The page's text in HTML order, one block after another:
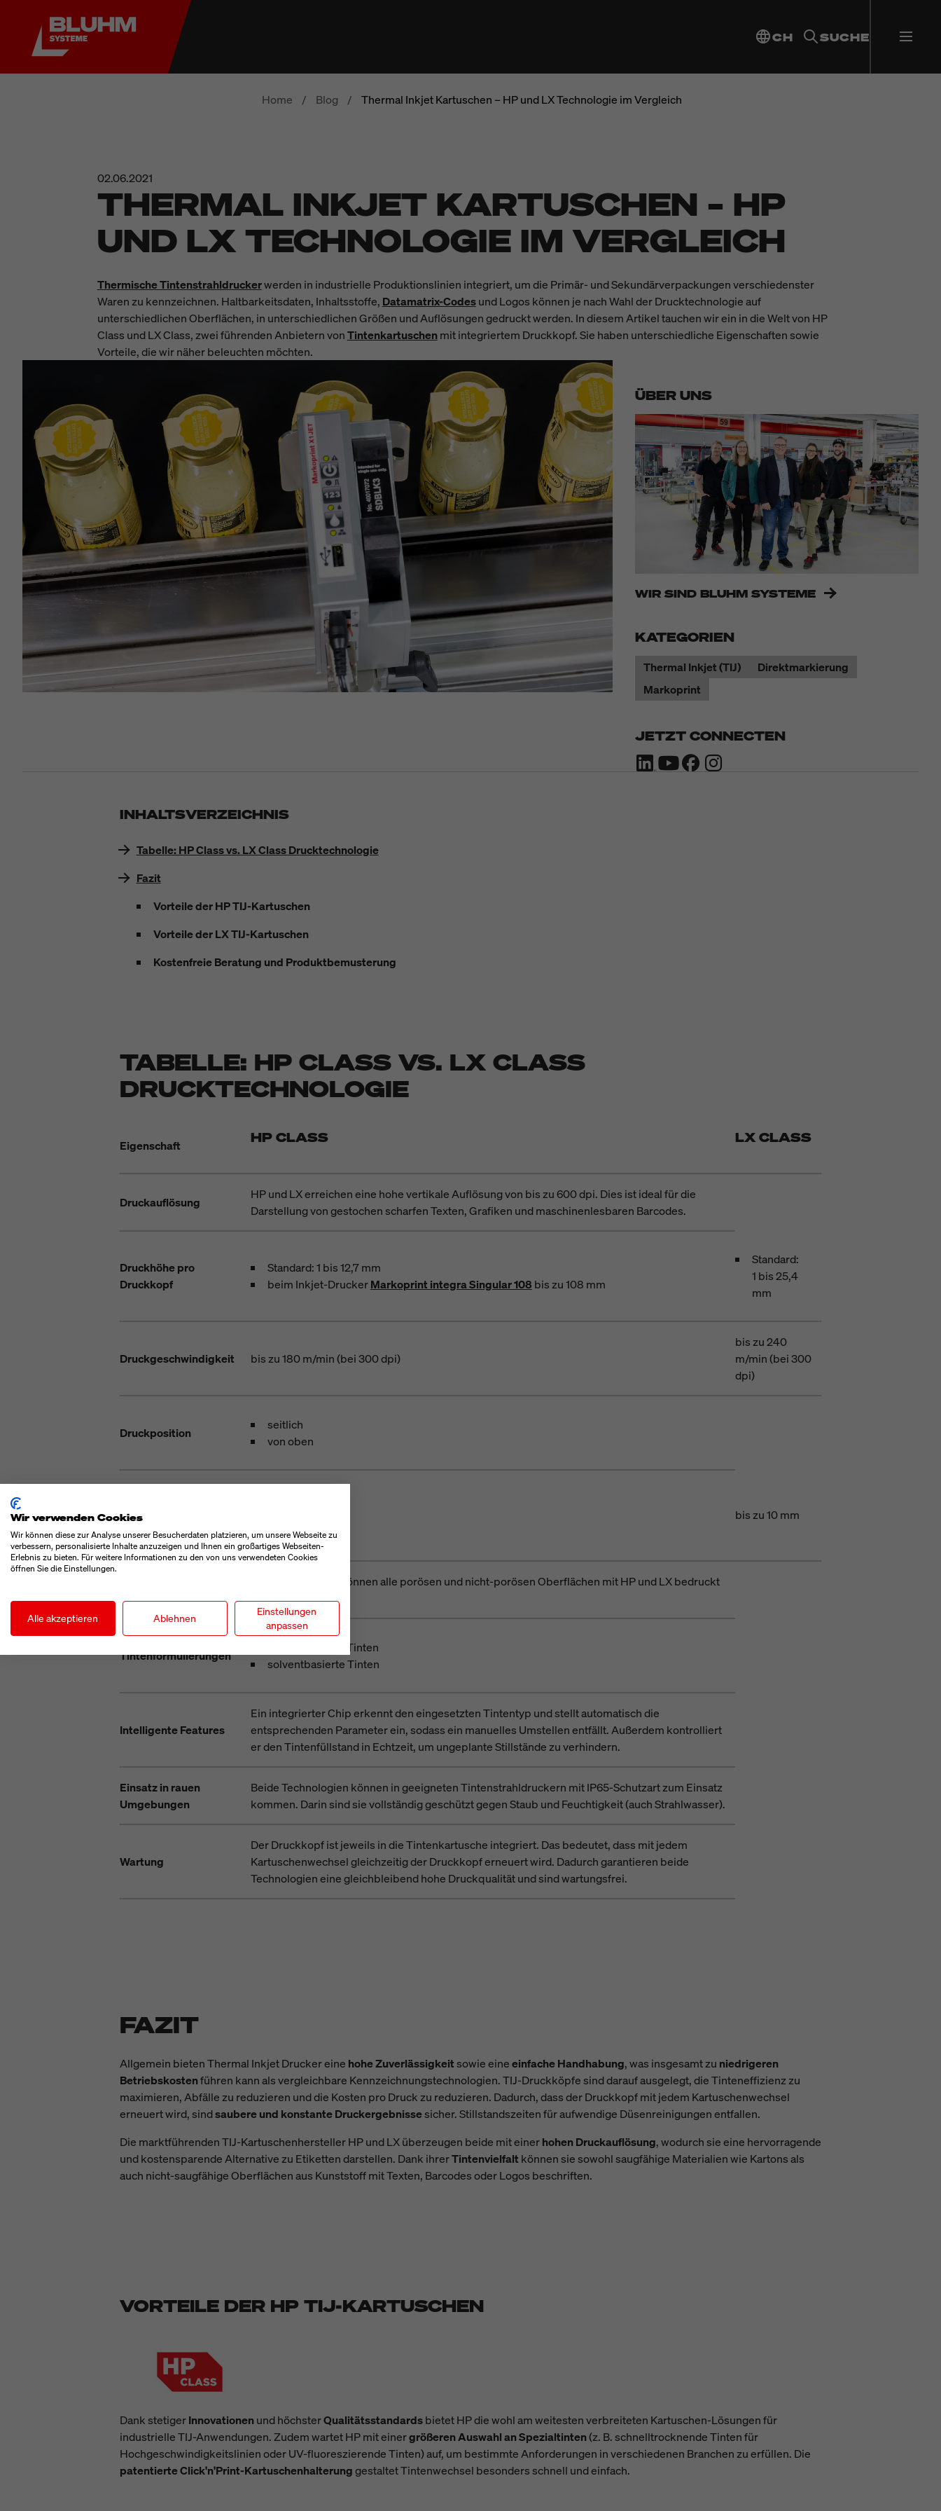
CH SUCHE
Home / Blog / Thermal Inkjet Kartuschen – HP und LX Technologie im Vergleich
02.06.2021
THERMAL INKJET KARTUSCHEN – HP
UND LX TECHNOLOGIE IM VERGLEICH
Thermische Tintenstrahldruckerwerden in industrielle Produktionslinien integriert, um die Primär- und Sekundärverpackungen verschiedenster
Waren zu kennzeichnen. Haltbarkeitsdaten, Inhaltsstoffe, Datamatrix-Codesund Logos können je nach Wahl der Drucktechnologie auf
unterschiedlichen Oberflächen, in unterschiedlichen Größen und Auflösungen gedruckt werden. In diesem Artikel tauchen wir ein in die Welt von HP
Class und LX Class, zwei führenden Anbietern vonTintenkartuschenmit integriertem Druckkopf. Sie haben unterschiedliche Eigenschaften sowie
Vorteile, die wir näher beleuchten möchten.
ÜBER UNS
WIR SIND BLUHM SYSTEME
KATEGORIEN
Thermal Inkjet (TIJ)
Direktmarkierung
Markoprint
JETZT CONNECTEN
INHALTSVERZEICHNIS
Tabelle: HP Class vs. LX Class Drucktechnologie
Fazit
Vorteile der HP TIJ-Kartuschen
Vorteile der LX TIJ-Kartuschen
Kostenfreie Beratung und Produktbemusterung
TABELLE: HP CLASS VS. LX CLASS
DRUCKTECHNOLOGIE
Eigenschaft HP CLASS LX CLASS
Druckauflösung
HP und LX erreichen eine hohe vertikale Auflösung von bis zu 600 dpi. Dies ist ideal für die
Darstellung von gestochen scharfen Texten, Grafiken und maschinenlesbaren Barcodes.
Druckhöhe pro
Druckkopf
Standard: 1 bis 12,7 mm
beim Inkjet-DruckerMarkoprint integra Singular 108 bis zu 108 mm
Standard:
1 bis 25,4
mm
Druckgeschwindigkeit bis zu 180 m/min (bei 300 dpi)
bis zu 240
m/min (bei 300
dpi)
Druckposition
seitlich
von oben
kennzeichnendem
Produkt
bis zu 10 mm
Je nach Tintentyp können alle porösen und nicht-porösen Oberflächen mit HP und LX bedruckt
werden.
Tintenformulierungen
wasserbasierte Tinten
solventbasierte Tinten
Intelligente Features
Ein integrierter Chip erkennt den eingesetzten Tintentyp und stellt automatisch die
entsprechenden Parameter ein, sodass ein manuelles Umstellen entfällt. Außerdem kontrolliert
er den Tintenfüllstand in Echtzeit, um ungeplante Stillstände zu verhindern.
Einsatz in rauen
Umgebungen
Beide Technologien können in geeigneten Tintenstrahldruckern mit IP65-Schutzart zum Einsatz
kommen. Darin sind sie vollständig geschützt gegen Staub und Feuchtigkeit (auch Strahlwasser).
Wartung
Der Druckkopf ist jeweils in die Tintenkartusche integriert. Das bedeutet, dass mit jedem
Kartuschenwechsel gleichzeitig der Druckkopf erneuert wird. Dadurch garantieren beide
Technologien eine gleichbleibend hohe Druckqualität und sind wartungsfrei.
FAZIT
Allgemein bieten Thermal Inkjet Drucker eine hohe Zuverlässigkeitsowie eineeinfache Handhabung, was insgesamt zu niedrigeren
Betriebskostenführen kann als vergleichbare Kennzeichnungstechnologien. TIJ-Druckköpfe sind darauf ausgelegt, die Tinteneffizienz zu
maximieren, Abfälle zu reduzieren und die Kosten pro Druck zu reduzieren. Dadurch, dass der Druckkopf mit jedem Kartuschenwechsel
erneuert wird, sindsaubere und konstante Druckergebnissesicher. Stillstandszeiten für aufwendige Düsenreinigungen entfallen.
Die marktführenden TIJ-Kartuschenhersteller HP und LX überzeugen beide mit einerhohen Druckauflösung, wodurch sie eine hervorragende
und kostensparende Alternative zu Etiketten darstellen. Dank ihrerTintenvielfalt können sie sowohl saugfähige Materialien wie Kartons als
auch nicht-saugfähige Oberflächen aus Kunststoff mit Texten, Barcodes oder Logos beschriften.
VORTEILE DER HP TIJ-KARTUSCHEN
Dank stetigerInnovationenund höchsterQualitätsstandardsbietet HP die wohl am weitesten verbreiteten Kartuschen-Lösungen für
industrielle TIJ-Anwendungen. Zudem wartet HP mit einergrößeren Auswahl an Spezialtinten(z. B.schnelltrocknende Tinten für
Hochgeschwindigkeitslinien oder UV-fluoreszierende Tinten) auf, um bestimmte Anforderungen in verschiedenen Branchen zu erfüllen. Die
patentierte Click'n'Print-Kartuschenhalterunggestaltet Tintenwechsel besonders schnell und einfach.
Wir verwenden Cookies
Wir können diese zur Analyse unserer Besucherdaten platzieren, um unsere Webseite zu
verbessern, personalisierte Inhalte anzuzeigen und Ihnen ein großartiges Webseiten-
Erlebnis zu bieten. Für weitere Informationen zu den von uns verwendeten Cookies
öffnen Sie die Einstellungen.
Alle akzeptieren Ablehnen
Einstellungen
anpassen